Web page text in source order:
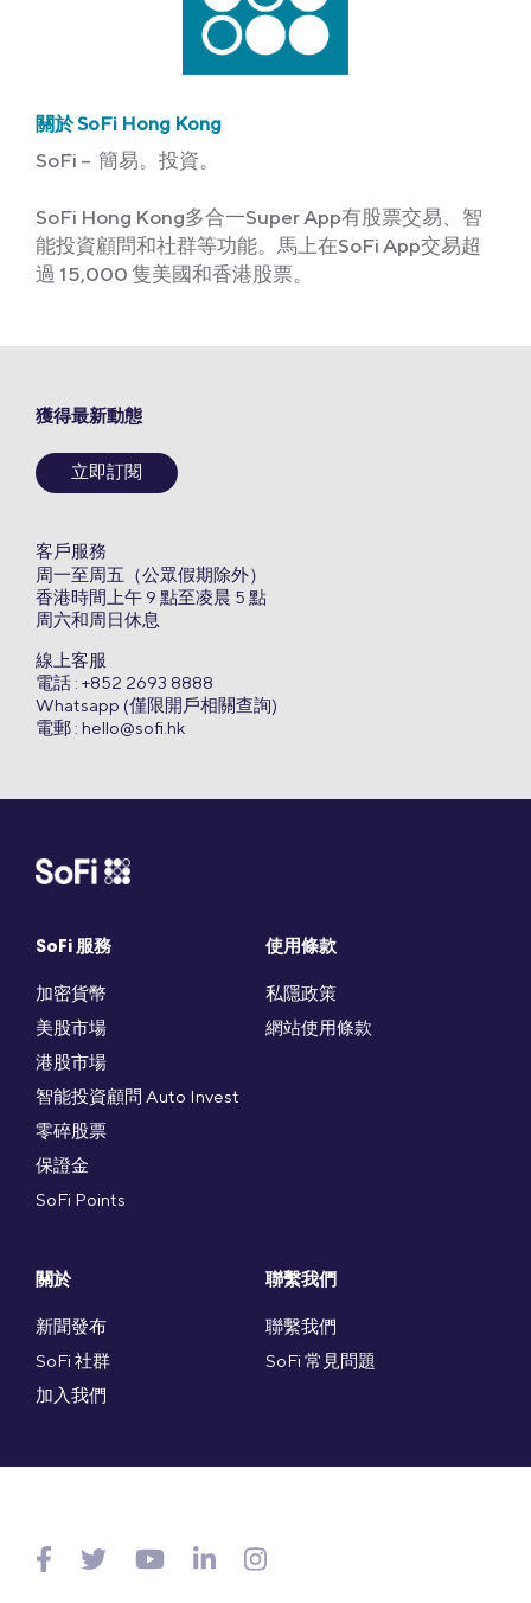
關於 SoFi Hong Kong
SoFi – 簡易。投資。
SoFi Hong Kong多合一Super App有股票交易、智
能投資顧問和社群等功能。馬上在SoFi App交易超
過 15,000 隻美國和香港股票。
SoFi 服務
加密貨幣
美股市場
港股市場
智能投資顧問 Auto Invest
零碎股票
保證金
SoFi Points
使用條款
私隱政策
網站使用條款
關於
新聞發布
SoFi 社群
加入我們
聯繫我們
聯繫我們
SoFi 常見問題
獲得最新動態
立即訂閱
客戶服務
周一至周五（公眾假期除外）
香港時間上午 9 點至凌晨 5 點
周六和周日休息
線上客服
電話 : +852 2693 8888
Whatsapp (僅限開戶相關查詢)
電郵 : hello@sofi.hk